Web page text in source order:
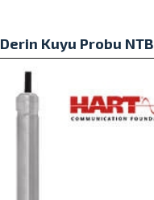
Derin Kuyu Probu NTB